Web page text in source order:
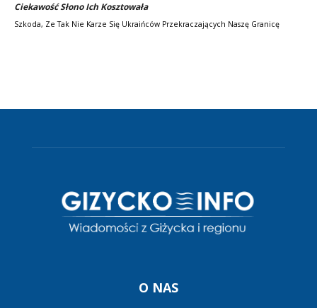
Ciekawość Słono Ich Kosztowała
Szkoda, Ze Tak Nie Karze Się Ukraińców Przekraczających Naszę Granicę
O NAS